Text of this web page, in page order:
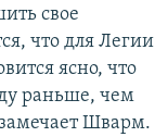
свое
что для Легии
ясно, что
раньше, чем
замечает Шварм.